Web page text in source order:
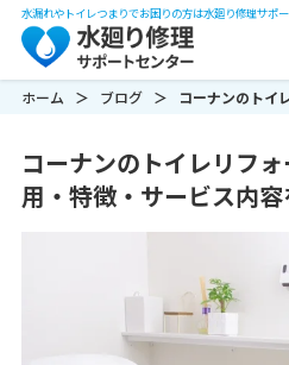
水漏れやトイレつまりでお困りの方は水廻り修理サポ
ホーム ブログ コーナンのトイ
コーナンのトイレリフ
用・特徴・サービス内